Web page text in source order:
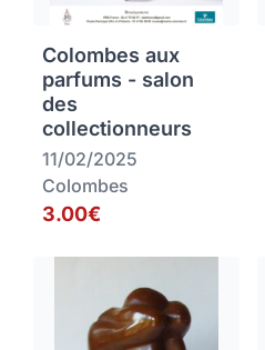
Colombes aux
parfums - salon
des
collectionneurs
11/02/2025
Colombes
3.00€